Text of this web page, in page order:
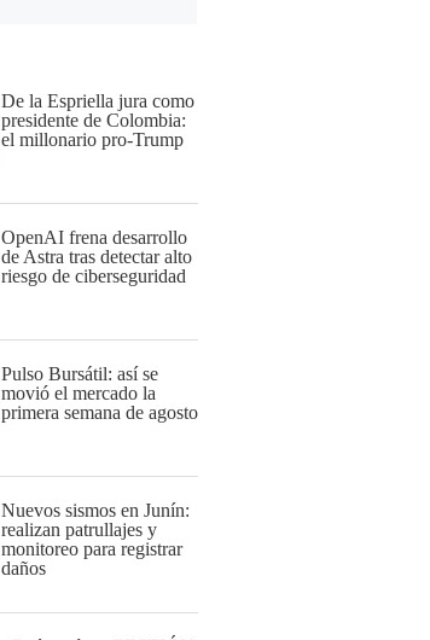
De la Espriella jura como
presidente de Colombia:
el millonario pro-Trump
OpenAI frena desarrollo
de Astra tras detectar alto
riesgo de ciberseguridad
Pulso Bursátil: así se
movió el mercado la
primera semana de agosto
Nuevos sismos en Junín:
realizan patrullajes y
monitoreo para registrar
daños